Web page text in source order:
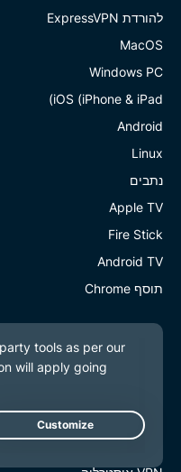
להורדת ExpressVPN
MacOS
Windows PC
iOS (iPhone & iPad)
Android
Linux
נתבים
Apple TV
Fire Stick
Android TV
תוסף Chrome
מיקומי שרתי VPN
VPN בריטניה